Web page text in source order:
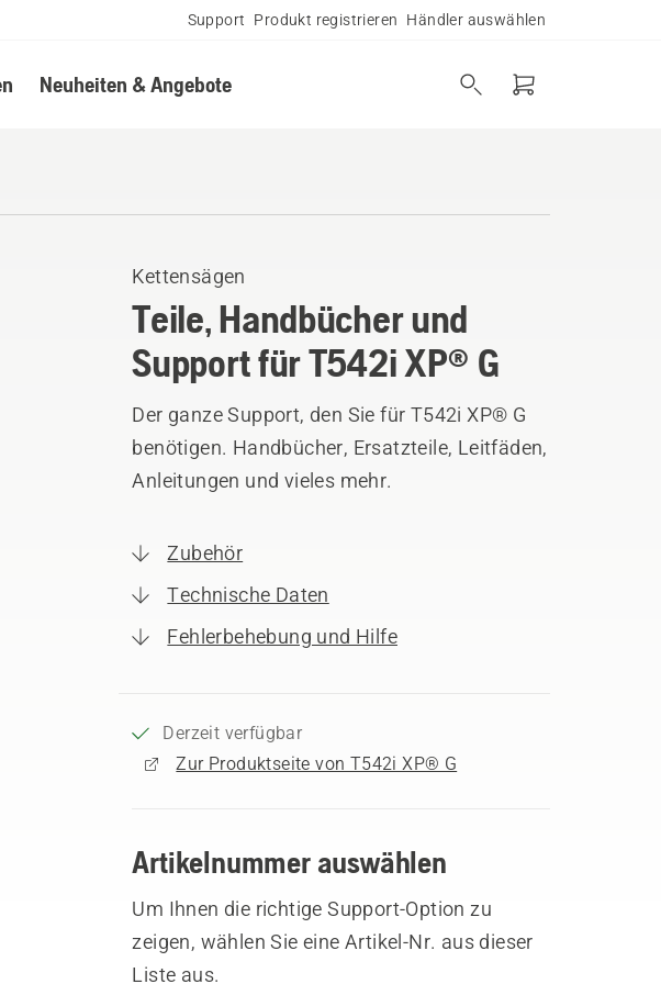
Support Produkt registrieren Händler auswählen
Neuheiten & Angebote
Kettensägen
Teile, Handbücher und
Support für T542i XP® G
Der ganze Support, den Sie für T542i XP® G
benötigen. Handbücher, Ersatzteile, Leitfäden,
Anleitungen und vieles mehr.
Zubehör
Technische Daten
Fehlerbehebung und Hilfe
Derzeit verfügbar
Zur Produktseite von T542i XP® G
Artikelnummer auswählen
Um Ihnen die richtige Support-Option zu
zeigen, wählen Sie eine Artikel-Nr. aus dieser
Liste aus.